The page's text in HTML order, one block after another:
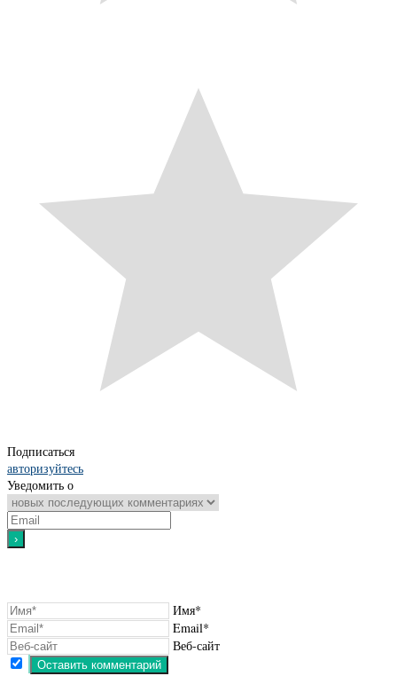
Подписаться
авторизуйтесь
Уведомить о
Имя*
Email*
Веб-сайт